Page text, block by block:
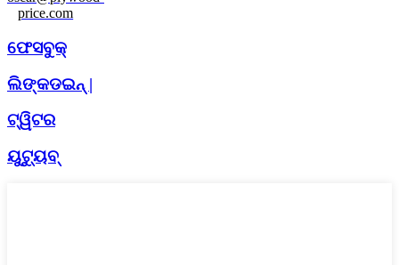
price.com
ଫେସବୁକ୍
ଲିଙ୍କଡଇନ୍ |
ଟ୍ୱିଟର
ୟୁଟ୍ୟୁବ୍